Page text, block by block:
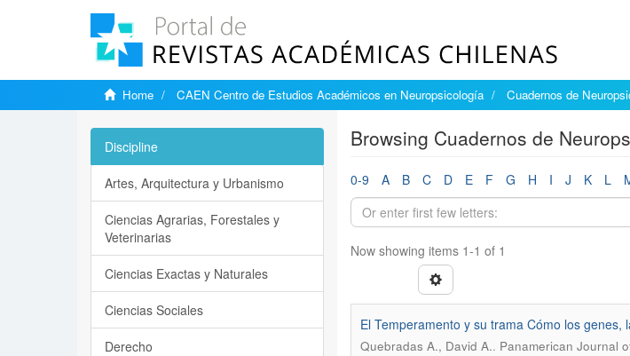
Home CAEN Centro de Estudios Académicos en Neuropsicología Cuadernos de
Browsing Cuadernos de
0-9 A B C D E F G H I J K L
Now showing items 1-1 of 1
El Temperamento y su trama Cómo los
Quebradas A., David A.. Panamerican Journal
Discipline
Artes, Arquitectura y Urbanismo
Ciencias Agrarias, Forestales y
Veterinarias
Ciencias Exactas y Naturales
Ciencias Sociales
Derecho